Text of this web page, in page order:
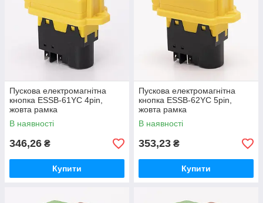
Пускова електромагнітна
кнопка ESSB-61YC 4pin,
жовта рамка
В наявності
346,26 ₴
Купити
Пускова електромагнітна
кнопка ESSB-62YC 5pin,
жовта рамка
В наявності
353,23 ₴
Купити